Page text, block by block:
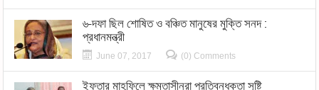
৬-দফা ছিল শোষিত ও বঞ্চিত মানুষের মুক্তি সনদ :
প্রধানমন্ত্রী
June 07, 2017 (0) Comments
ইফতার মাহফিলে ক্ষমতাসীনরা প্রতিবন্ধকতা সৃষ্টি